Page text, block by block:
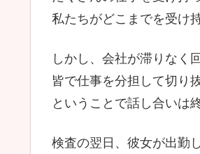
私たちがどこまでを受け
しかし、会社が滞りなく
皆で仕事を分担して切り
ということで話し合いは
検査の翌日、彼女が出勤